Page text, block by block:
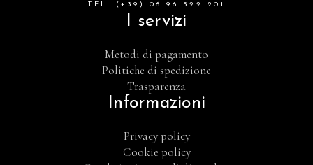
TEL. (+39) 06 96 522 201
I servizi
Metodi di pagamento
Politiche di spedizione
Trasparenza
Informazioni
Privacy policy
Cookie policy